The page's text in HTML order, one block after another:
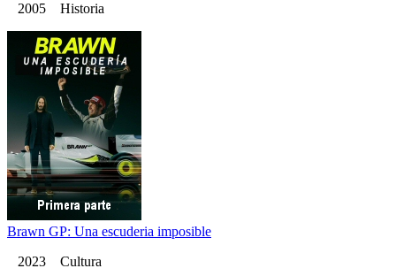
2005 Historia
Brawn GP: Una escuderia imposible
2023 Cultura